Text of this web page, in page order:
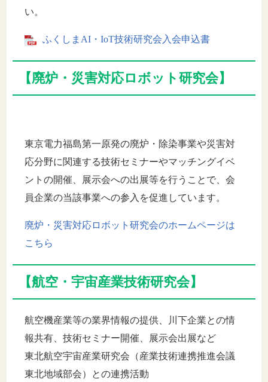
い。
ふくしまAI・IoT技術研究会入会申込書
【廃炉・災害対応ロボット研究会】
東京電力福島第一原発の廃炉・除染事業や災害対
応分野に関連する技術セミナーやマッチングイベ
ントの開催、展示会への出展等を行うことで、会
員企業の当該事業への参入を促進しています。
廃炉・災害対応ロボット研究会のホームページは
こちら
【航空・宇宙産業技術研究会】
航空機産業等の業界情報の提供、川下企業との情
報共有、技術セミナー開催、展示会出展など
東北航空宇宙産業研究会（産業技術連携推進会議
東北地域部会）との連携活動